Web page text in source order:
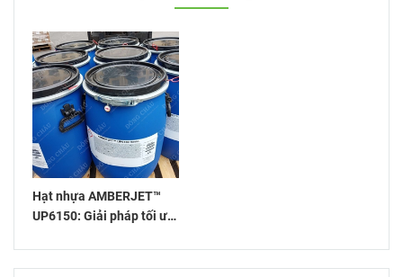
Hạt nhựa AMBERJET™
UP6150: Giải pháp tối ưu